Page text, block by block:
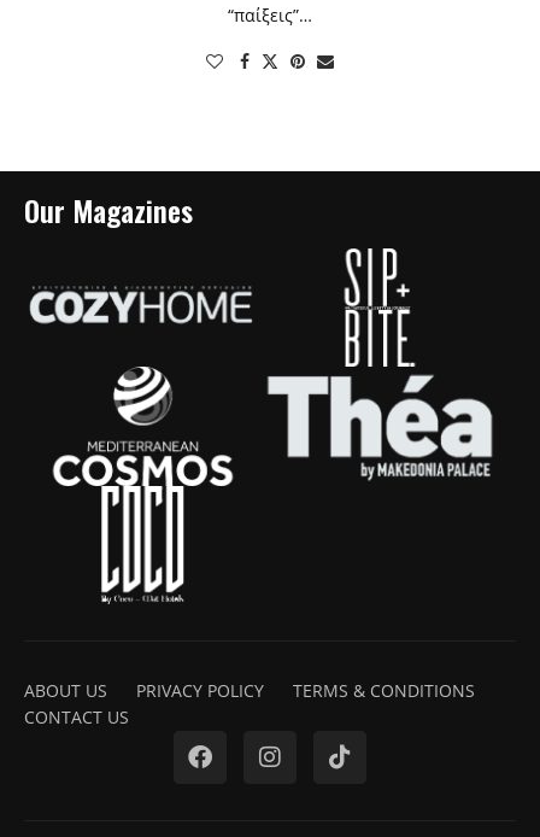
“παίξεις”…
Our Magazines
ABOUT US PRIVACY POLICY
TERMS & CONDITIONS
CONTACT US